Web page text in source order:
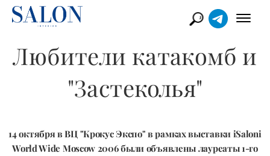
Любители катакомб и
"Застеколья"
14 октября в ВЦ "Крокус Экспо" в рамках выставки iSaloni
World Wide Moscow 2006 были объявлены лауреаты 1-го